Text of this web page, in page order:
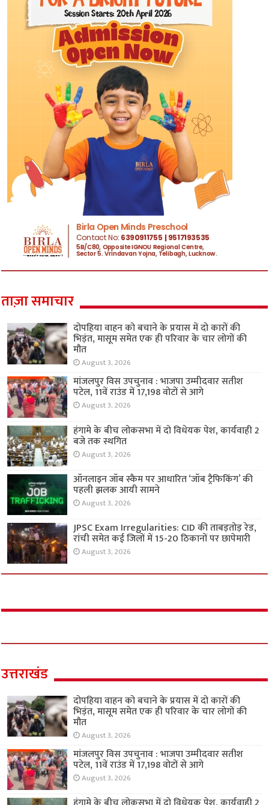
ताज़ा समाचार
दोपहिया वाहन को बचाने के प्रयास में दो कारों की
भिड़ंत, मासूम समेत एक ही परिवार के चार लोगों की
मौत
August 3, 2026
मांजलपुर विस उपचुनाव : भाजपा उम्मीदवार सतीश
पटेल, 11वें राउंड में 17,198 वोटों से आगे
August 3, 2026
हंगामे के बीच लोकसभा में दो विधेयक पेश, कार्यवाही 2
बजे तक स्थगित
August 3, 2026
ऑनलाइन जॉब स्कैम पर आधारित ‘जॉब ट्रैफिकिंग’ की
पहली झलक आयी सामने
August 3, 2026
JPSC Exam Irregularities: CID की ताबड़तोड़ रेड,
रांची समेत कई जिलों में 15-20 ठिकानों पर छापेमारी
August 3, 2026
उत्तराखंड
दोपहिया वाहन को बचाने के प्रयास में दो कारों की
भिड़ंत, मासूम समेत एक ही परिवार के चार लोगों की
मौत
August 3, 2026
मांजलपुर विस उपचुनाव : भाजपा उम्मीदवार सतीश
पटेल, 11वें राउंड में 17,198 वोटों से आगे
August 3, 2026